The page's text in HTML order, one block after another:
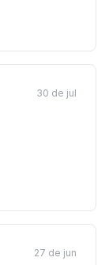
30 de jul
27 de jun